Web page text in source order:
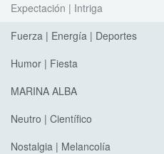
Expectación | Intriga
Fuerza | Energía | Deportes
Humor | Fiesta
MARINA ALBA
Neutro | Científico
Nostalgia | Melancolía